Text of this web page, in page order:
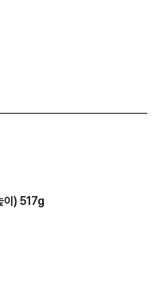
이) 517g